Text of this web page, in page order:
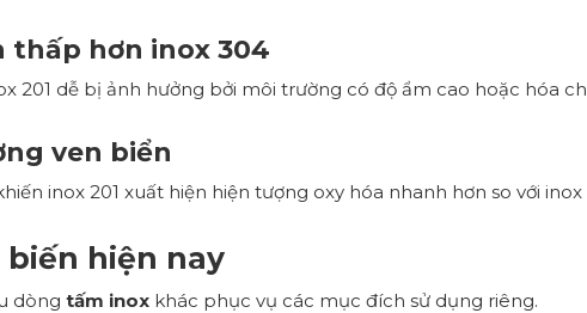
thấp hơn inox 304
201 dễ bị ảnh hưởng bởi môi trường có độ ẩm cao hoặc hóa
ven biển
inox 201 xuất hiện hiện tượng oxy hóa nhanh hơn so với inox
biến hiện nay
dòng tấm inox khác phục vụ các mục đích sử dụng riêng.